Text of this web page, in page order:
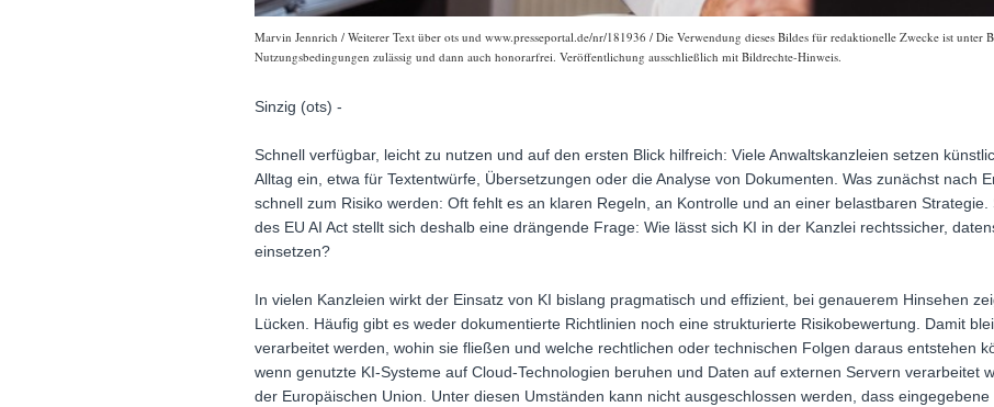
Marvin Jennrich / Weiterer Text über ots und www.presseportal.de/nr/181936 / Die Verwendung dieses Bildes für redaktionelle Zwecke ist unter
Nutzungsbedingungen zulässig und dann auch honorarfrei. Veröffentlichung ausschließlich mit Bildrechte-Hinweis.
Sinzig (ots) -
Schnell verfügbar, leicht zu nutzen und auf den ersten Blick hilfreich: Viele Anwaltskanzleien setzen
Alltag ein, etwa für Textentwürfe, Übersetzungen oder die Analyse von Dokumenten. Was zunächst nach
schnell zum Risiko werden: Oft fehlt es an klaren Regeln, an Kontrolle und an einer belastbaren
des EU AI Act stellt sich deshalb eine drängende Frage: Wie lässt sich KI in der Kanzlei rechtssicher,
einsetzen?
In vielen Kanzleien wirkt der Einsatz von KI bislang pragmatisch und effizient, bei genauerem Hinsehen
Lücken. Häufig gibt es weder dokumentierte Richtlinien noch eine strukturierte Risikobewertung. Damit
verarbeitet werden, wohin sie fließen und welche rechtlichen oder technischen Folgen daraus entstehen
wenn genutzte KI-Systeme auf Cloud-Technologien beruhen und Daten auf externen Servern verarbeitet
der Europäischen Union. Unter diesen Umständen kann nicht ausgeschlossen werden, dass